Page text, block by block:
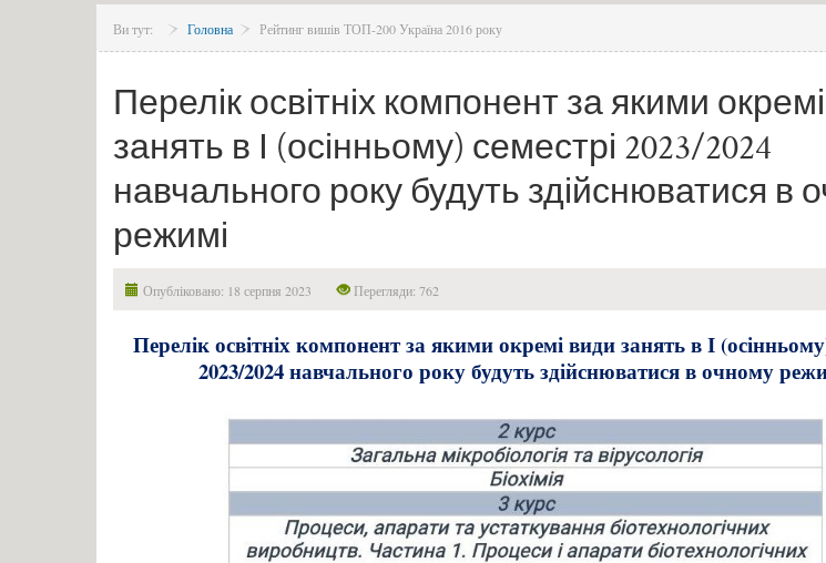
Ви тут: Головна Рейтинг вишів ТОП-200 Україна 2016 року
Перелік освітніх компонент за якими
занять в І (осінньому) семестрі 2023/2024
навчального року будуть здійснюватися в
режимі
Опубліковано: 18 серпня 2023 Перегляди: 762
Перелік освітніх компонент за якими окремі види занять в І
2023/2024 навчального року будуть здійснюватися в очному